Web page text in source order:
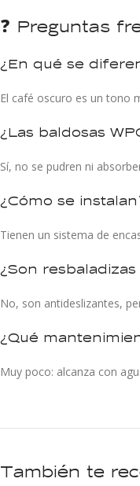
❓ Preguntas
¿En qué se
El café oscuro es un tono
¿Las baldosas
Sí, no se pudren ni
¿Cómo se
Tienen un sistema de
¿Son
No, son antideslizantes,
¿Qué
Muy poco: alcanza con
También te